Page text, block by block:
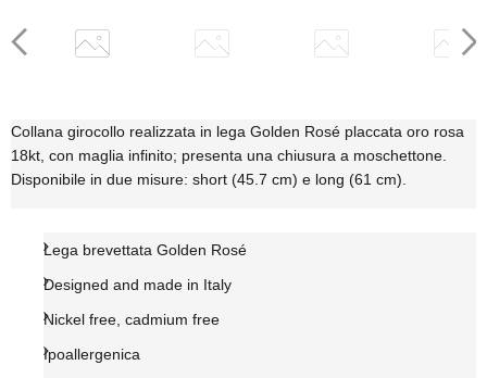
Collana girocollo realizzata in lega Golden Rosé placcata oro rosa
18kt, con maglia infinito; presenta una chiusura a moschettone.
Disponibile in due misure: short (45.7 cm) e long (61 cm).
Lega brevettata Golden Rosé
Designed and made in Italy
Nickel free, cadmium free
Ipoallergenica